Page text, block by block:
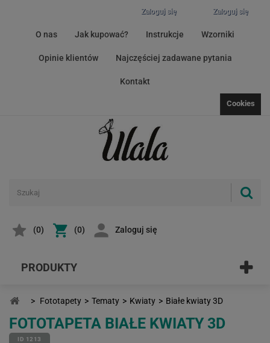
Zaloguj się
Zaloguj się
O nas Jak kupować? Instrukcje Wzorniki
Opinie klientów Najczęściej zadawane pytania
Kontakt
Cookies
(0) (0) Zaloguj się
PRODUKTY
> Fototapety > Tematy > Kwiaty > Białe kwiaty 3D
FOTOTAPETA BIAŁE KWIATY 3D
ID 1213